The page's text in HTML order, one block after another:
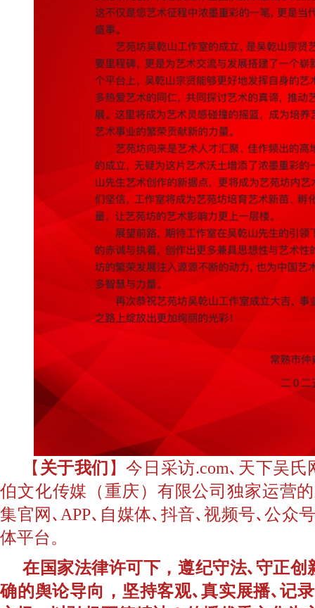
【 关于我们 】今日采访.com､天下吴
伯文化传媒（重庆）有限公司独家运营
集官网､APP､自媒体､抖音､视频号､公众
体平台。
在国家法律许可下，遵纪守法､守正创
确的舆论导向，坚持客观､真实展播､记